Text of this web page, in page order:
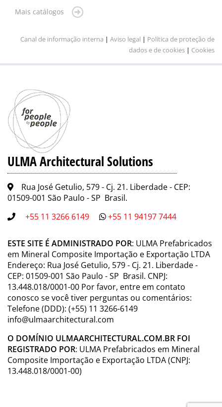
Mais catálogos
Canal de informação interna | Aviso legal | Política de proteção de
dados e de cookies | Cookies
ULMA Architectural Solutions
Rua José Getulio, 579 - Cj. 21. Liberdade - CEP:
01509-001 São Paulo - SP Brasil.
+55 11 3266 6149
+55 11 94197 7444
ESTE SITE É ADMINISTRADO POR: ULMA Prefabricados
em Mineral Composite Importação e Exportação LTDA
Endereço: Rua José Getulio, 579 - Cj. 21. Liberdade -
CEP: 01509-001 São Paulo - SP Brasil. CNPJ:
13.448.018/0001-00 Por favor, entre em contato
conosco se você tiver perguntas ou comentários:
Telefone (DDD): (+55) 11 3266-6149
info@ulmaarchitectural.com
O DOMÍNIO ULMAARCHITECTURAL.COM.BR FOI
REGISTRADO POR: ULMA Prefabricados em Mineral
Composite Importação e Exportação LTDA (CNPJ:
13.448.018/0001-00)